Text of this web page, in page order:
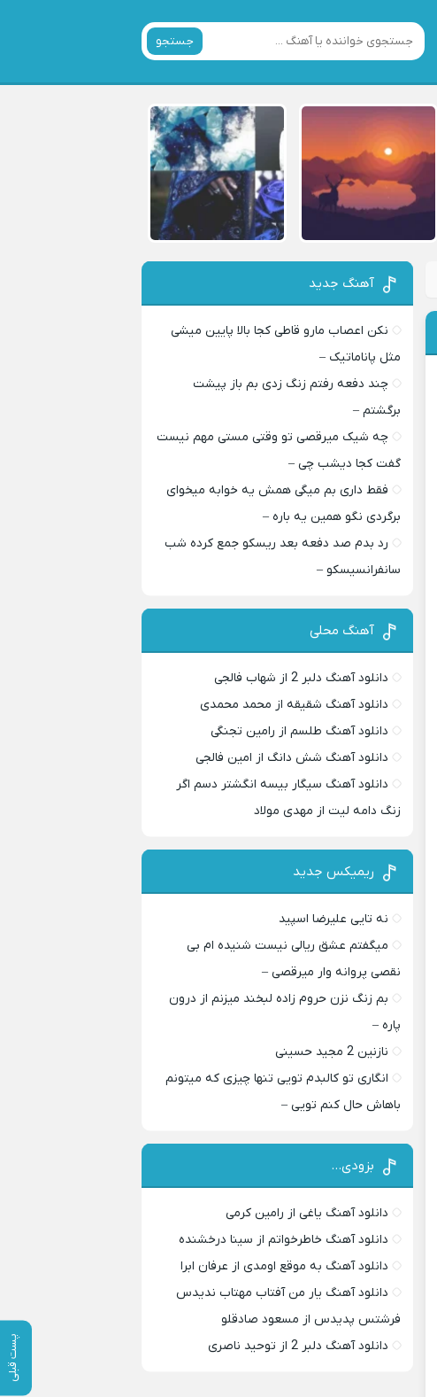
جستجو
پست قبلی
آهنگ جدید
نکن اعصاب مارو قاطی کجا بالا پایین میشی
مثل پاناماتیک –
چند دفعه رفتم زنگ زدی بم باز پیشت
برگشتم –
چه شیک میرقصی تو وقتی مستی مهم نیست
گفت کجا دیشب چی –
فقط داری بم میگی همش یه خوابه میخوای
برگردی نگو همین یه باره –
رد بدم صد دفعه بعد ریسکو جمع کرده شب
سانفرانسیسکو –
آهنگ محلی
دانلود آهنگ دلبر 2 از شهاب فالجی
دانلود آهنگ شقیقه از محمد محمدی
دانلود آهنگ طلسم از رامین تجنگی
دانلود آهنگ شش دانگ از امین فالجی
دانلود آهنگ سیگار بیسه انگشتر دسم اگر
زنگ دامه لیت از مهدی مولاد
ریمیکس جدید
نه تایی علیرضا اسپید
میگفتم عشق ریالی نیست شنیده ام بی
نقصی پروانه وار میرقصی –
بم زنگ نزن حروم زاده لبخند میزنم از درون
پاره –
نازنین 2 مجید حسینی
انگاری تو کالبدم تویی تنها چیزی که میتونم
باهاش حال کنم تویی –
بزودی…
دانلود آهنگ یاغی از رامین کرمی
دانلود آهنگ خاطرخواتم از سینا درخشنده
دانلود آهنگ به موقع اومدی از عرفان ابرا
دانلود آهنگ یار من آفتاب مهتاب ندیدس
فرشتس پدیدس از مسعود صادقلو
دانلود آهنگ دلبر 2 از توحید ناصری